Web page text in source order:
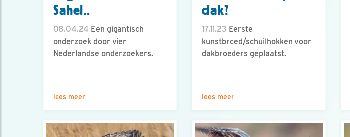
Sahel..
08.04.24 Een gigantisch
onderzoek door vier
Nederlandse onderzoekers.
lees meer
dak?
17.11.23 Eerste
kunstbroed/schuilhokken voor
dakbroeders geplaatst.
lees meer